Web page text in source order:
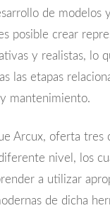
de modelos
posible crear
y realistas, lo
las etapas
mantenimiento.
Arcux, oferta tres
nivel, los
a utilizar
de dicha